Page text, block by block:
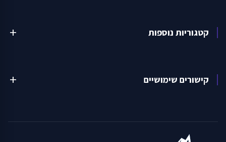
קטגוריות נוספות add
קישורים שימושיים add